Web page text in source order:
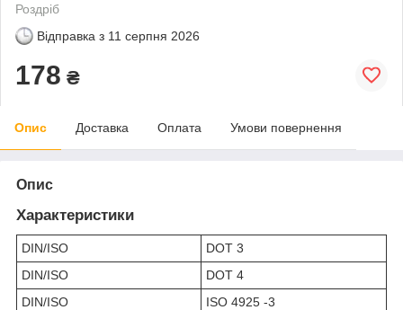
Роздріб
Відправка з 11 серпня 2026
178 ₴
Опис Доставка Оплата Умови повернення
Опис
Характеристики
DIN/ISO
DOT 3
DIN/ISO
DOT 4
DIN/ISO
ISO 4925 -3